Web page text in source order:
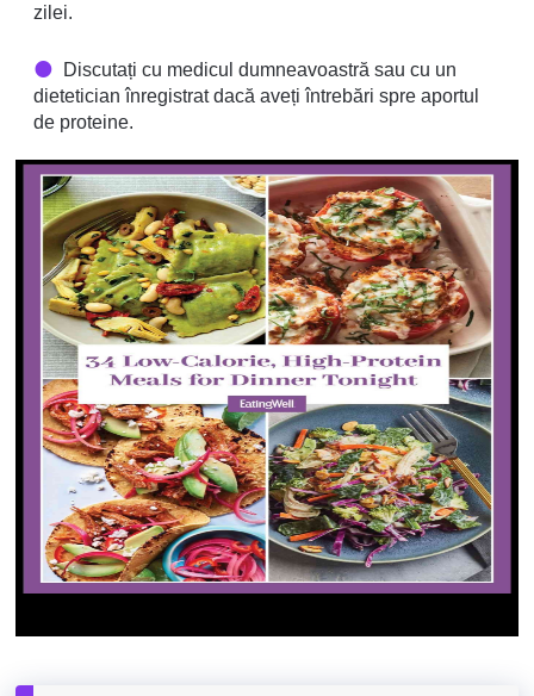
zilei.
Discutați cu medicul dumneavoastră sau cu un
dietetician înregistrat dacă aveți întrebări spre aportul
de proteine.